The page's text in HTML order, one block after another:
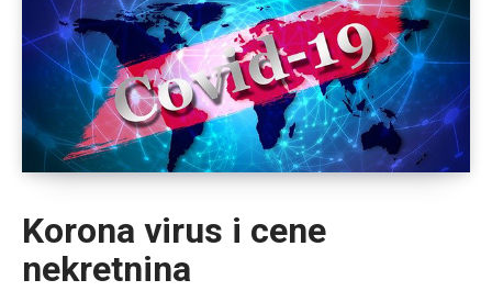
Korona virus i cene
nekretnina